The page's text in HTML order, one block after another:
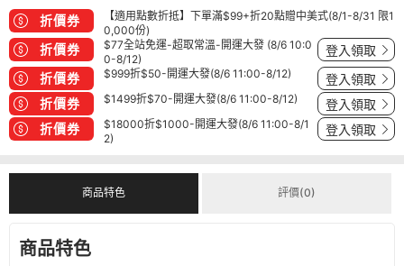
折價券
【適用點數折抵】下單滿$99+折20點贈中美式(8/1-8/31 限1
0,000份)
折價券
$77全站免運-超取常溫-開運大發 (8/6 10:0
0-8/12)
登入領取
折價券 $999折$50-開運大發(8/6 11:00-8/12) 登入領取
折價券 $1499折$70-開運大發(8/6 11:00-8/12) 登入領取
折價券
$18000折$1000-開運大發(8/6 11:00-8/1
2)
登入領取
商品特色 評價(0)
商品特色